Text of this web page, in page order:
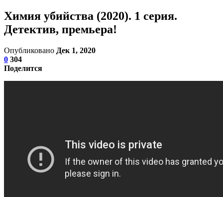
Химия убийства (2020). 1 серия.
Детектив, премьера!
Опубликовано Дек 1, 2020
0 304
Поделится